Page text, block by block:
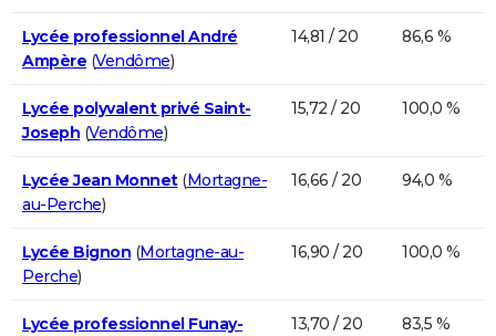
Lycée professionnel André
Ampère (Vendôme)
14,81 / 20 86,6 %
Lycée polyvalent privé Saint-
Joseph (Vendôme)
15,72 / 20 100,0 %
Lycée Jean Monnet(Mortagne-
au-Perche)
16,66 / 20 94,0 %
Lycée Bignon (Mortagne-au-
Perche)
16,90 / 20 100,0 %
Lycée professionnel Funay-
13,70 / 20 83,5 %